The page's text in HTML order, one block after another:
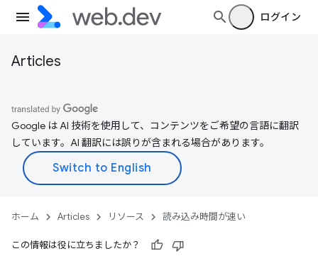
ログイン
Articles
Google は AI 技術を使用して、コンテンツをご希望の言語に翻訳
しています。AI 翻訳には誤りが含まれる場合があります。
ホーム Articles リソース 読み込み時間が速い
この情報は役に立ちましたか？